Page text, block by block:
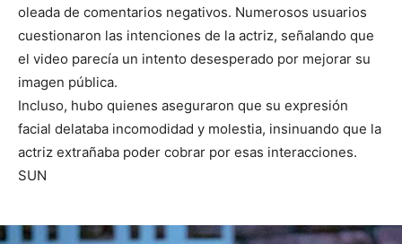
oleada de comentarios negativos. Numerosos usuarios
cuestionaron las intenciones de la actriz, señalando que
el video parecía un intento desesperado por mejorar su
imagen pública.
Incluso, hubo quienes aseguraron que su expresión
facial delataba incomodidad y molestia, insinuando que la
actriz extrañaba poder cobrar por esas interacciones.
SUN